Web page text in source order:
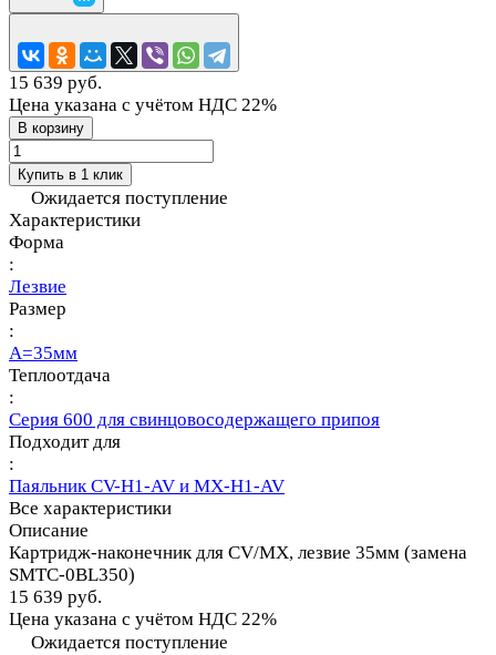
15 639 руб.
Цена указана с учётом НДС 22%
В корзину
Купить в 1 клик
Ожидается поступление
Характеристики
Форма
:
Лезвие
Размер
:
A=35мм
Теплоотдача
:
Серия 600 для свинцовосодержащего припоя
Подходит для
:
Паяльник CV-H1-AV и MX-H1-AV
Все характеристики
Описание
Картридж-наконечник для СV/MX, лезвие 35мм (замена
SMTC-0BL350)
15 639 руб.
Цена указана с учётом НДС 22%
Ожидается поступление